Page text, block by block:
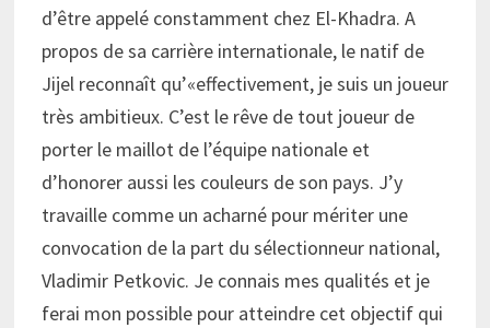
d’être appelé constamment chez El-Khadra. A
propos de sa carrière internationale, le natif de
Jijel reconnaît qu’«effectivement, je suis un joueur
très ambitieux. C’est le rêve de tout joueur de
porter le maillot de l’équipe nationale et
d’honorer aussi les couleurs de son pays. J’y
travaille comme un acharné pour mériter une
convocation de la part du sélectionneur national,
Vladimir Petkovic. Je connais mes qualités et je
ferai mon possible pour atteindre cet objectif qui